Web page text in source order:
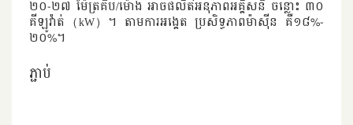
២០-២៧ ម៉ែត្រគីប/ម៉ោង អាចផលិតអនុភាពអគ្គិសនី ចន្លោះ ៣០
គីឡូវ៉ាត់ (kW) ។ តាមការអង្គេត ប្រសិទ្ធភាពម៉ាស៊ីន គឺ១៨%-
២០%។
ភ្ជាប់